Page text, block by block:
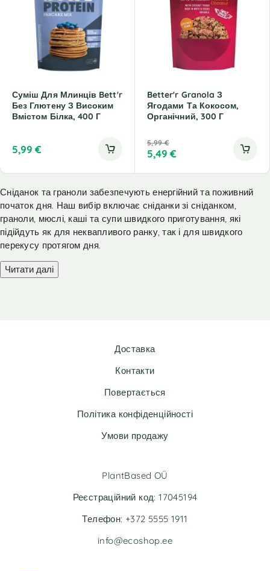
Суміш Для Млинців Bett'r
Без Глютену З Високим
Вмістом Білка, 400 Г
5,99€
Better'r Granola З
Ягодами Та Кокосом,
Органічний, 300 Г
5,99€
5,49€
Сніданок та граноли забезпечують енергійний та поживний
початок дня. Наш вибір включає сніданки зі сніданком,
граноли, мюслі, каші та супи швидкого приготування, які
підійдуть як для неквапливого ранку, так і для швидкого
перекусу протягом дня.
Читати далі
Доставка
Контакти
Повертається
Політика конфіденційності
Умови продажу
PlantBased OÜ
Реєстраційний код: 17045194
Телефон: +372 5555 1911
info@ecoshop.ee